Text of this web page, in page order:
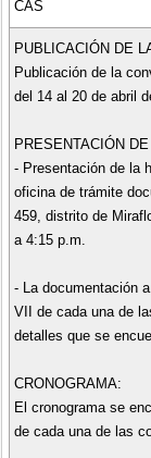
CAS
PUBLICACIÓN DE
Publicación de la
del 14 al 20 de abril
PRESENTACIÓN
- Presentación de la
oficina de trámite
459, distrito de
a 4:15 p.m.
- La documentación
VII de cada una de
detalles que se
CRONOGRAMA:
El cronograma se
de cada una de las